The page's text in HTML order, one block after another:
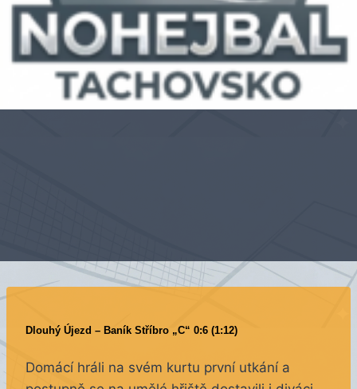
Dlouhý Újezd – Baník Stříbro „C“ 0:6 (1:12)
Domácí hráli na svém kurtu první utkání a